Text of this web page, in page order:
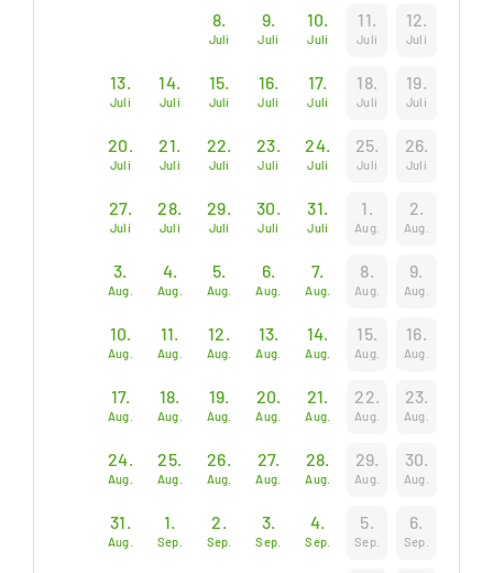
8.
Juli
9.
Juli
10.
Juli
11.
Juli
12.
Juli
13.
Juli
14.
Juli
15.
Juli
16.
Juli
17.
Juli
18.
Juli
19.
Juli
20.
Juli
21.
Juli
22.
Juli
23.
Juli
24.
Juli
25.
Juli
26.
Juli
27.
Juli
28.
Juli
29.
Juli
30.
Juli
31.
Juli
1.
Aug.
2.
Aug.
3.
Aug.
4.
Aug.
5.
Aug.
6.
Aug.
7.
Aug.
8.
Aug.
9.
Aug.
10.
Aug.
11.
Aug.
12.
Aug.
13.
Aug.
14.
Aug.
15.
Aug.
16.
Aug.
17.
Aug.
18.
Aug.
19.
Aug.
20.
Aug.
21.
Aug.
22.
Aug.
23.
Aug.
24.
Aug.
25.
Aug.
26.
Aug.
27.
Aug.
28.
Aug.
29.
Aug.
30.
Aug.
31.
Aug.
1.
Sep.
2.
Sep.
3.
Sep.
4.
Sep.
5.
Sep.
6.
Sep.